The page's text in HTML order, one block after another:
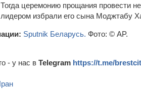
Тогда церемонию прощания провести
избрали его сына Моджтабу
Sputnik Беларусь. Фото: © AP.
- у нас в Telegram https://t.me/